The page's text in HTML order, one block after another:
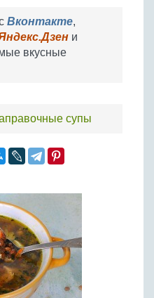
Вконтакте,
и
вкусные
супы